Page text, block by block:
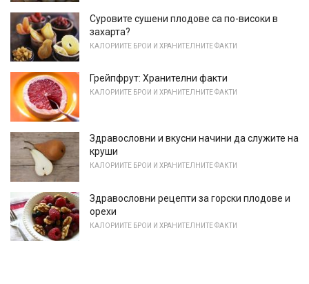
Суровите сушени плодове са по-високи в
захарта?
КАЛОРИИТЕ БРОИ И ХРАНИТЕЛНИТЕ ФАКТИ
Грейпфрут: Хранителни факти
КАЛОРИИТЕ БРОИ И ХРАНИТЕЛНИТЕ ФАКТИ
Здравословни и вкусни начини да служите на
круши
КАЛОРИИТЕ БРОИ И ХРАНИТЕЛНИТЕ ФАКТИ
Здравословни рецепти за горски плодове и
орехи
КАЛОРИИТЕ БРОИ И ХРАНИТЕЛНИТЕ ФАКТИ